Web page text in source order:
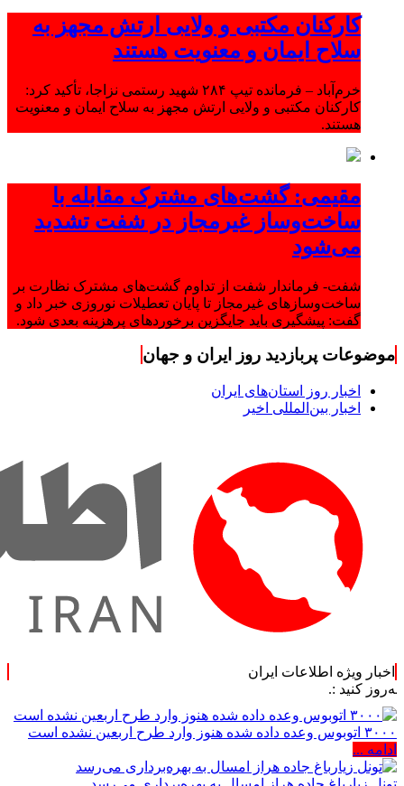
کارکنان مکتبی و ولایی ارتش مجهز به
سلاح ایمان و معنویت هستند
خرم‌آباد – فرمانده تیپ ۲۸۴ شهید رستمی نزاجا، تأکید کرد:
کارکنان مکتبی و ولایی ارتش مجهز به سلاح ایمان و معنویت
هستند.
مقیمی: گشت‌های مشترک مقابله با
ساخت‌وساز غیرمجاز در شفت تشدید
می‌شود
شفت- فرماندار شفت از تداوم گشت‌های مشترک نظارت بر
ساخت‌وسازهای غیرمجاز تا پایان تعطیلات نوروزی خبر داد و
گفت: پیشگیری باید جایگزین برخوردهای پرهزینه بعدی شود.
موضوعات پربازدید روز ایران و جهان
اخبار روز استان‌های ایران
اخبار بین‌المللی اخیر
اخبار ویژه اطلاعات ایران
۳۰۰۰ اتوبوس وعده داده شده هنوز وارد طرح اربعین نشده است
ادامه ...